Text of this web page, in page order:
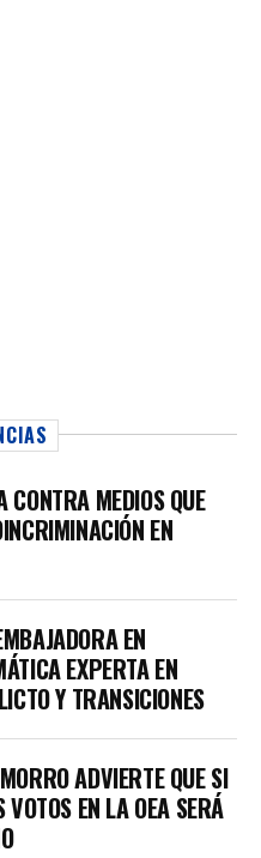
MEDIOS QUE
EN
EN
EXPERTA EN
Y TRANSICIONES
ADVIERTE QUE SI
VOTOS EN LA OEA SERÁ